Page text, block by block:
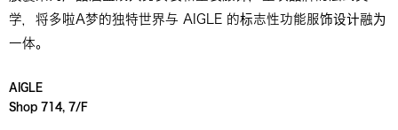
学，将多啦A梦的独特世界与 AIGLE 的标志性功能服饰设计融为
一体。
AIGLE
Shop 714, 7/F